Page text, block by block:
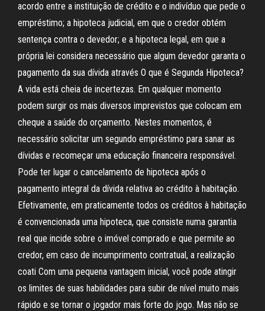
acordo entre a instituição de crédito e o indivíduo que pede o
empréstimo; a hipoteca judicial, em que o credor obtém
sentença contra o devedor; e a hipoteca legal, em que a
própria lei considera necessário que algum devedor garanta o
pagamento da sua dívida através O que é Segunda Hipoteca?
A vida está cheia de incertezas. Em qualquer momento
podem surgir os mais diversos imprevistos que colocam em
cheque a saúde do orçamento. Nestes momentos, é
necessário solicitar um segundo empréstimo para sanar as
dívidas e recomeçar uma educação financeira responsável.
Pode ter lugar o cancelamento de hipoteca após o
pagamento integral da dívida relativa ao crédito à habitação.
Efetivamente, em praticamente todos os créditos à habitação
é convencionada uma hipoteca, que consiste numa garantia
real que incide sobre o imóvel comprado e que permite ao
credor, em caso de incumprimento contratual, a realização
coati Com uma pequena vantagem inicial, você pode atingir
os limites de suas habilidades para subir de nível muito mais
rápido e se tornar o jogador mais forte do jogo. Mas não se